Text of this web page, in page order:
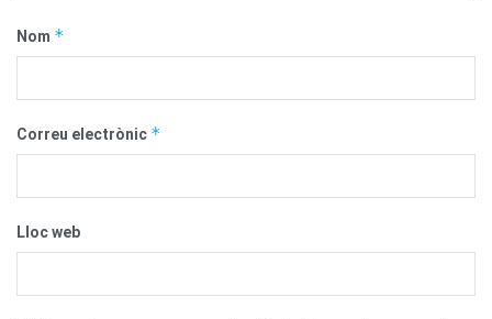
Nom *
Correu electrònic *
Lloc web